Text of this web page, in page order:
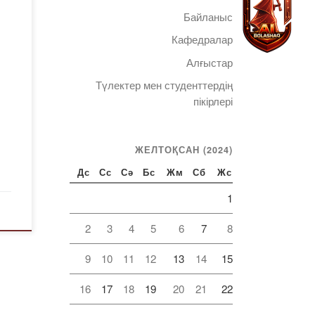
Байланыс
Кафедралар
Алғыстар
Түлектер мен студенттердің
пікірлері
ЖЕЛТОҚСАН (2024)
Дс Сс Сә Бс Жм Сб Жс
1
2 3 4 5 6 7 8
9 10 11 12 13 14 15
16 17 18 19 20 21 22
Telegram